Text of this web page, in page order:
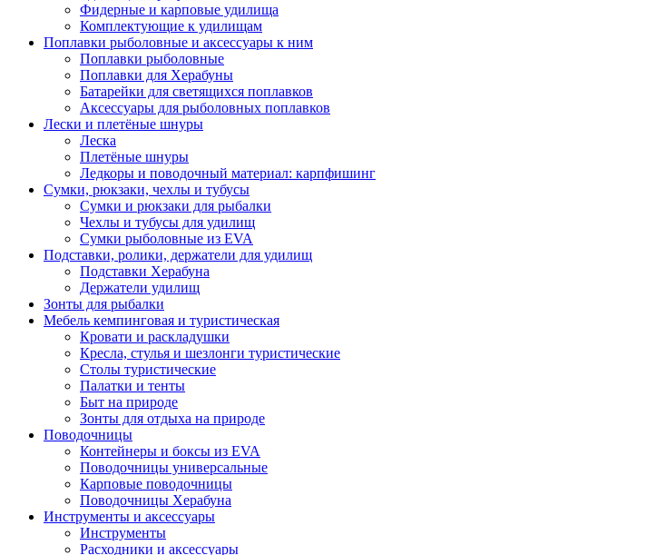
Фидерные и карповые удилища
Комплектующие к удилищам
Поплавки рыболовные и аксессуары к ним
Поплавки рыболовные
Поплавки для Херабуны
Батарейки для светящихся поплавков
Аксессуары для рыболовных поплавков
Лески и плетёные шнуры
Леска
Плетёные шнуры
Ледкоры и поводочный материал: карпфишинг
Сумки, рюкзаки, чехлы и тубусы
Сумки и рюкзаки для рыбалки
Чехлы и тубусы для удилищ
Сумки рыболовные из EVA
Подставки, ролики, держатели для удилищ
Подставки Херабуна
Держатели удилищ
Зонты для рыбалки
Мебель кемпинговая и туристическая
Кровати и раскладушки
Кресла, стулья и шезлонги туристические
Столы туристические
Палатки и тенты
Быт на природе
Зонты для отдыха на природе
Поводочницы
Контейнеры и боксы из EVA
Поводочницы универсальные
Карповые поводочницы
Поводочницы Херабуна
Инструменты и аксессуары
Инструменты
Расходники и аксессуары